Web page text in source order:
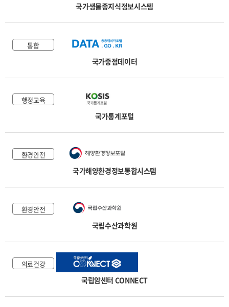
국가생물종지식정보시스템
통합
국가중점데이터
행정교육
국가통계포털
환경안전
국가해양환경정보통합시스템
환경안전
국립수산과학원
의료건강
국립암센터 CONNECT